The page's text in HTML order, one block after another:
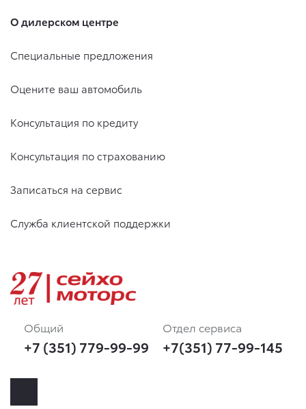
О дилерском центре
Специальные предложения
Оцените ваш автомобиль
Консультация по кредиту
Консультация по страхованию
Записаться на сервис
Служба клиентской поддержки
Общий
+7 (351) 779-99-99
Отдел сервиса
+7(351) 77-99-145